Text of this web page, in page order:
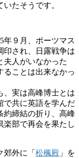
たそうです。
年９月、ポーツマス
印され、日露戦争は
夫人がいなかった
ることは出来なかっ
、実は高峰博士とは
で共に英語を学んだ
約締結の折り、高峰
楽部で再会を果たし
外に「 松楓殿 」を